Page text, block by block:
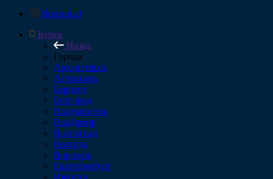
Корзина0
Курск
Назад
Города
Архангельск
Астрахань
Барнаул
Белгород
Владивосток
Владимир
Волгоград
Вологда
Воронеж
Екатеринбург
Иркутск